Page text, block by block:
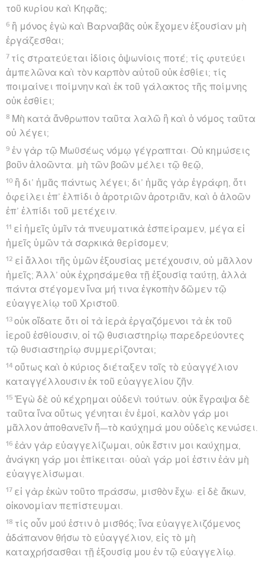
τοῦ κυρίου καὶ Κηφᾶς;
6 ἢ μόνος ἐγὼ καὶ Βαρναβᾶς οὐκ ἔχομεν ἐξουσίαν μὴ
ἐργάζεσθαι;
7 τίς στρατεύεται ἰδίοις ὀψωνίοις ποτέ; τίς φυτεύει
ἀμπελῶνα καὶ τὸν καρπὸν αὐτοῦ οὐκ ἐσθίει; τίς
ποιμαίνει ποίμνην καὶ ἐκ τοῦ γάλακτος τῆς ποίμνης
οὐκ ἐσθίει;
8 Μὴ κατὰ ἄνθρωπον ταῦτα λαλῶ ἢ καὶ ὁ νόμος ταῦτα
οὐ λέγει;
9 ἐν γὰρ τῷ Μωϋσέως νόμῳ γέγραπται· Οὐ κημώσεις
βοῦν ἀλοῶντα. μὴ τῶν βοῶν μέλει τῷ θεῷ,
10 ἢ δι’ ἡμᾶς πάντως λέγει; δι’ ἡμᾶς γὰρ ἐγράφη, ὅτι
ὀφείλει ἐπ’ ἐλπίδι ὁ ἀροτριῶν ἀροτριᾶν, καὶ ὁ ἀλοῶν
ἐπ’ ἐλπίδι τοῦ μετέχειν.
11 εἰ ἡμεῖς ὑμῖν τὰ πνευματικὰ ἐσπείραμεν, μέγα εἰ
ἡμεῖς ὑμῶν τὰ σαρκικὰ θερίσομεν;
12 εἰ ἄλλοι τῆς ὑμῶν ἐξουσίας μετέχουσιν, οὐ μᾶλλον
ἡμεῖς; Ἀλλ’ οὐκ ἐχρησάμεθα τῇ ἐξουσίᾳ ταύτῃ, ἀλλὰ
πάντα στέγομεν ἵνα μή τινα ἐγκοπὴν δῶμεν τῷ
εὐαγγελίῳ τοῦ Χριστοῦ.
13 οὐκ οἴδατε ὅτι οἱ τὰ ἱερὰ ἐργαζόμενοι τὰ ἐκ τοῦ
ἱεροῦ ἐσθίουσιν, οἱ τῷ θυσιαστηρίῳ παρεδρεύοντες
τῷ θυσιαστηρίῳ συμμερίζονται;
14 οὕτως καὶ ὁ κύριος διέταξεν τοῖς τὸ εὐαγγέλιον
καταγγέλλουσιν ἐκ τοῦ εὐαγγελίου ζῆν.
15 Ἐγὼ δὲ οὐ κέχρημαι οὐδενὶ τούτων. οὐκ ἔγραψα δὲ
ταῦτα ἵνα οὕτως γένηται ἐν ἐμοί, καλὸν γάρ μοι
μᾶλλον ἀποθανεῖν ἤ—τὸ καύχημά μου οὐδεὶς κενώσει.
16 ἐὰν γὰρ εὐαγγελίζωμαι, οὐκ ἔστιν μοι καύχημα,
ἀνάγκη γάρ μοι ἐπίκειται· οὐαὶ γάρ μοί ἐστιν ἐὰν μὴ
εὐαγγελίσωμαι.
17 εἰ γὰρ ἑκὼν τοῦτο πράσσω, μισθὸν ἔχω· εἰ δὲ ἄκων,
οἰκονομίαν πεπίστευμαι.
18 τίς οὖν μού ἐστιν ὁ μισθός; ἵνα εὐαγγελιζόμενος
ἀδάπανον θήσω τὸ εὐαγγέλιον, εἰς τὸ μὴ
καταχρήσασθαι τῇ ἐξουσίᾳ μου ἐν τῷ εὐαγγελίῳ.